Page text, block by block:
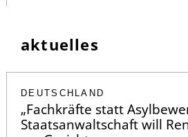
aktuelles
DEUTSCHLAND
„Fachkräfte statt
Staatsanwaltschaft will